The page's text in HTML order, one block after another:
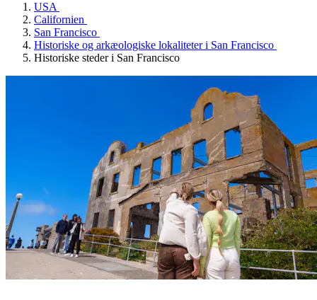
USA
Californien
San Francisco
Historiske og arkæologiske lokaliteter i San Francisco
Historiske steder i San Francisco